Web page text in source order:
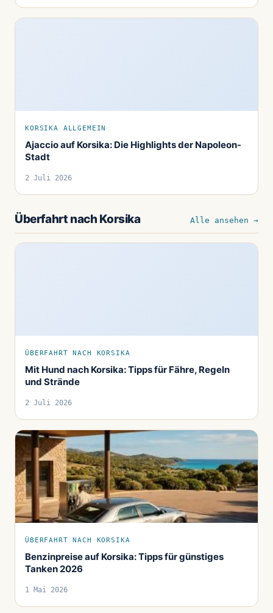
KORSIKA ALLGEMEIN
Ajaccio auf Korsika: Die Highlights der Napoleon-
Stadt
2 Juli 2026
Überfahrt nach Korsika Alle ansehen →
ÜBERFAHRT NACH KORSIKA
Mit Hund nach Korsika: Tipps für Fähre, Regeln
und Strände
2 Juli 2026
ÜBERFAHRT NACH KORSIKA
Benzinpreise auf Korsika: Tipps für günstiges
Tanken 2026
1 Mai 2026